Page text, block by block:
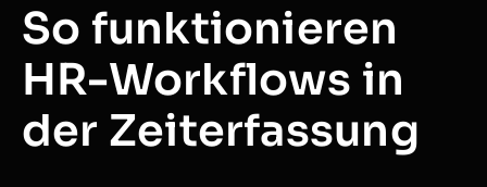
So funktionieren
HR-Workflows in
der Zeiterfassung